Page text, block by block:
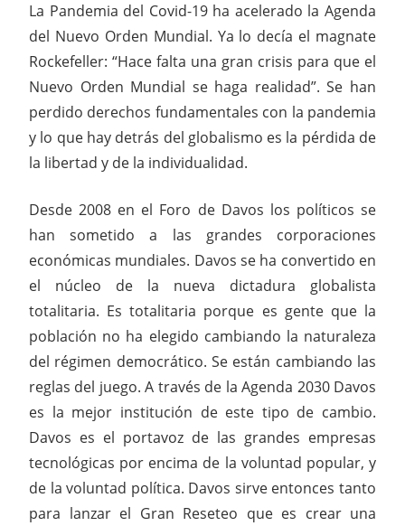
La Pandemia del Covid-19 ha acelerado la Agenda
del Nuevo Orden Mundial. Ya lo decía el magnate
Rockefeller: “Hace falta una gran crisis para que el
Nuevo Orden Mundial se haga realidad”. Se han
perdido derechos fundamentales con la pandemia
y lo que hay detrás del globalismo es la pérdida de
la libertad y de la individualidad.
Desde 2008 en el Foro de Davos los políticos se
han sometido a las grandes corporaciones
económicas mundiales. Davos se ha convertido en
el núcleo de la nueva dictadura globalista
totalitaria. Es totalitaria porque es gente que la
población no ha elegido cambiando la naturaleza
del régimen democrático. Se están cambiando las
reglas del juego. A través de la Agenda 2030 Davos
es la mejor institución de este tipo de cambio.
Davos es el portavoz de las grandes empresas
tecnológicas por encima de la voluntad popular, y
de la voluntad política. Davos sirve entonces tanto
para lanzar el Gran Reseteo que es crear una